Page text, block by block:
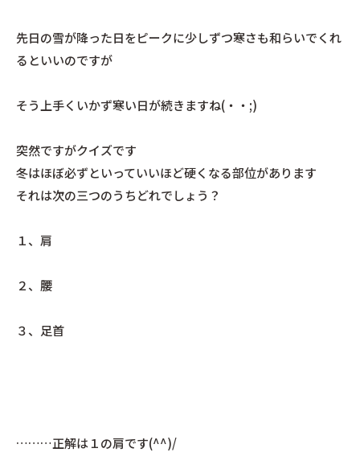
先日の雪が降った日をピークに少しずつ寒さも和らいでくれ
るといいのですが
そう上手くいかず寒い日が続きますね(・・;)
突然ですがクイズです
冬はほぼ必ずといっていいほど硬くなる部位があります
それは次の三つのうちどれでしょう？
１、肩
２、腰
３、足首
………正解は１の肩です(^^)/